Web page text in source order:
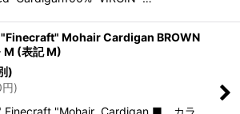
Mohair Cardigan BROWN
M (表記 M)
)
円)
Finecraft "Mohair Cardigan ■ カラ